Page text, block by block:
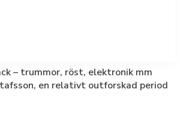
– trummor, röst, elektronik mm
en relativt outforskad period